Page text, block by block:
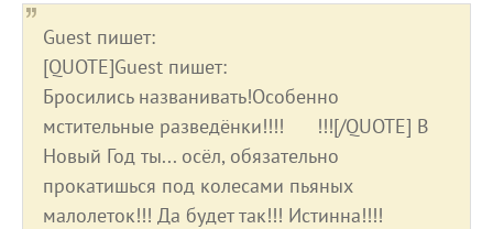
Guest пишет:
[QUOTE]Guest пишет:
Бросились названивать!Особенно
мстительные разведёнки!!!! !!![/QUOTE] В
Новый Год ты... осёл, обязательно
прокатишься под колесами пьяных
малолеток!!! Да будет так!!! Истинна!!!!